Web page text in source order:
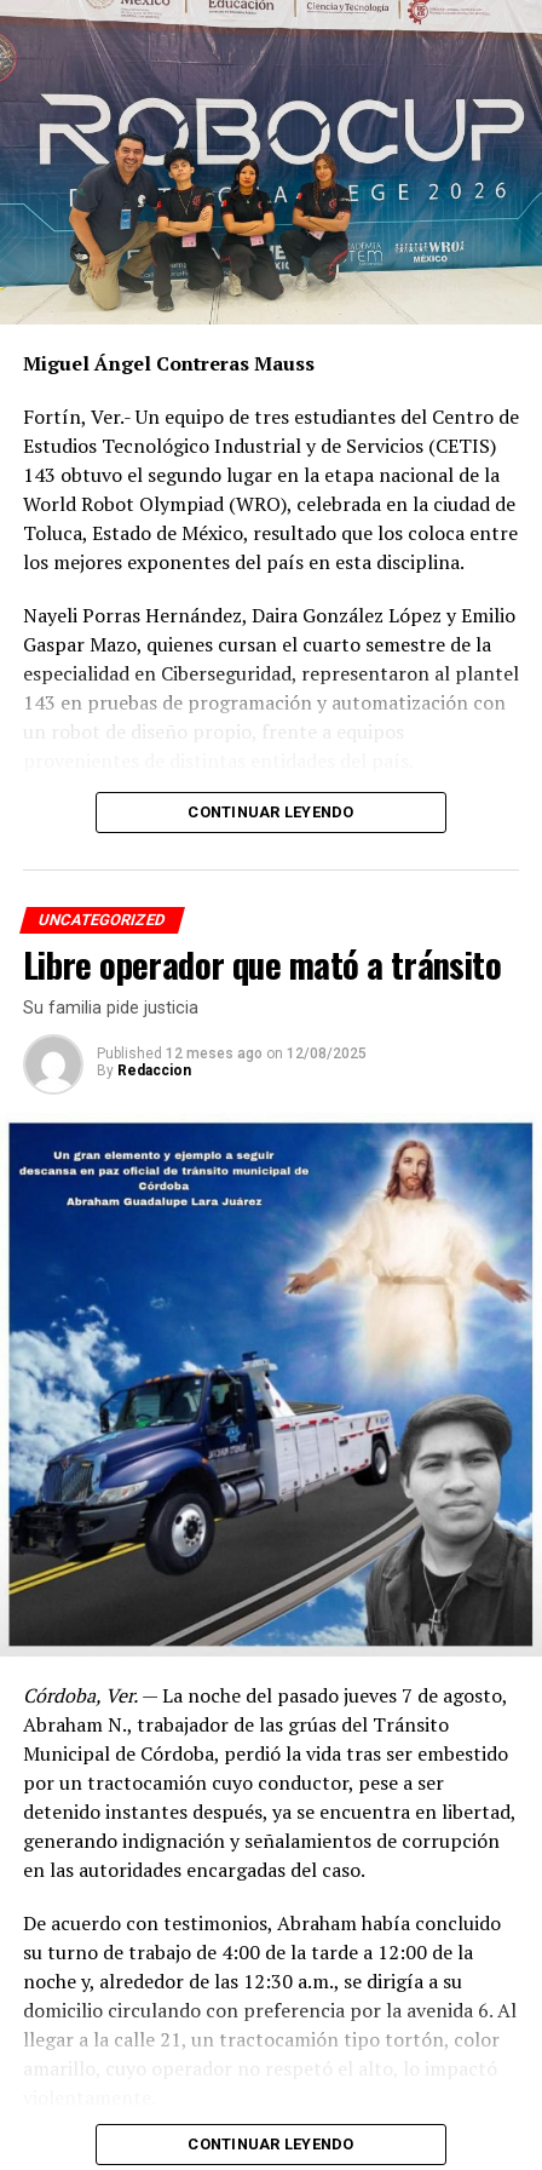
de pérdida monetaria”, dijo.
Subrayó que este nuevo concepto de conciertos se
piensa seguir trabajando aún cuando la contingencia
llegara a finalizar, por lo que se encuentran trabajando
en nuevas producciones audiovisuales con artistas
extranjeros de gran trayectoria.
RELATED TOPICS:
DESPUÉS
Iglesia ve reforma “tramposa y perversa” de
ANTES
Dengue implacable con Veracruz
Miguel Ángel Contreras Mauss
Fortín, Ver.- Un equipo de tres estudiantes del Centro de
Estudios Tecnológico Industrial y de Servicios (CETIS)
143 obtuvo el segundo lugar en la etapa nacional de la
World Robot Olympiad (WRO), celebrada en la ciudad de
Toluca, Estado de México, resultado que los coloca entre
los mejores exponentes del país en esta disciplina.
Nayeli Porras Hernández, Daira González López y Emilio
Gaspar Mazo, quienes cursan el cuarto semestre de la
especialidad en Ciberseguridad, representaron al plantel
143 en pruebas de programación y automatización con
un robot de diseño propio, frente a equipos
El desempeño mostrado por los jóvenes les permitió
calificar a la siguiente fase de la competencia, que
tendrá lugar los días 5 y 6 de septiembre en Cancún,
Quintana Roo.
De obtener resultados favorables en esa etapa, el equipo
tendría la posibilidad de representar a México en la final
internacional de la WRO, que se efectuará en Costa Rica.
CONTINUAR LEYENDO
UNCATEGORIZED
Libre operador que mató a tránsito
Su familia pide justicia
Published 12 meses ago on 12/08/2025
By Redaccion
Córdoba, Ver.— La noche del pasado jueves 7 de agosto,
Abraham N., trabajador de las grúas del Tránsito
Municipal de Córdoba, perdió la vida tras ser embestido
por un tractocamión cuyo conductor, pese a ser
detenido instantes después, ya se encuentra en libertad,
generando indignación y señalamientos de corrupción
en las autoridades encargadas del caso.
De acuerdo con testimonios, Abraham había concluido
su turno de trabajo de 4:00 de la tarde a 12:00 de la
noche y, alrededor de las 12:30 a.m., se dirigía a su
domicilio circulando con preferencia por la avenida 6. Al
llegar a la calle 21, un tractocamión tipo tortón, color
amarillo, cuyo operador no respetó el alto, lo impactó
El conductor, identificado como Adán “N.”, de
CONTINUAR LEYENDO